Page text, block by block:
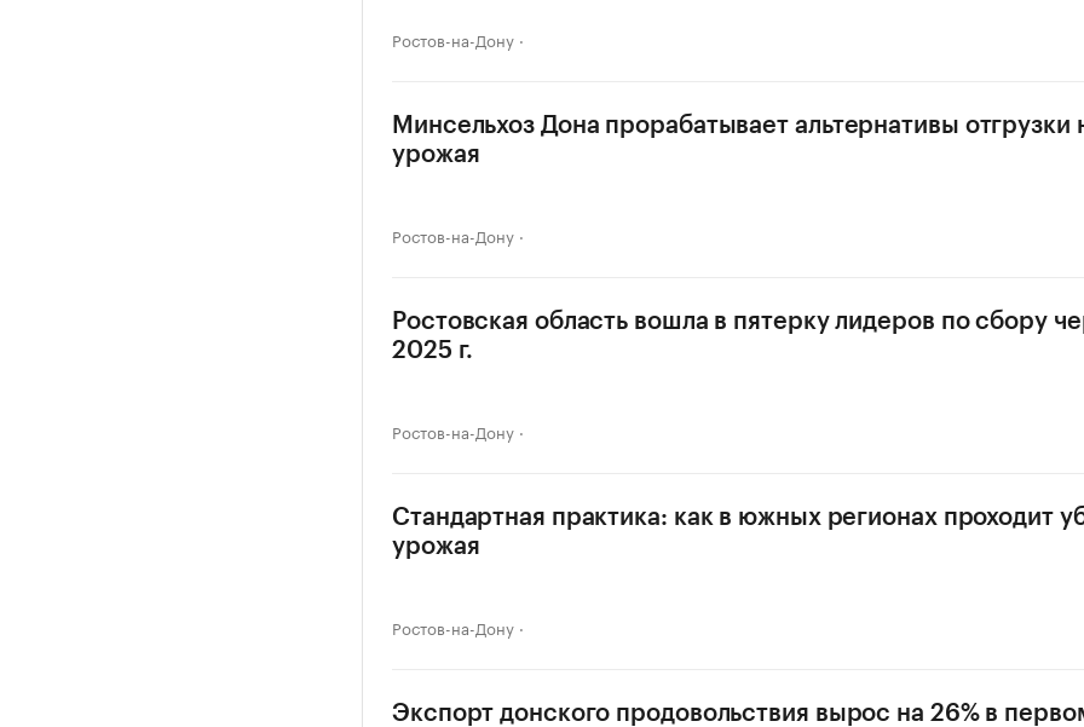
Ростов-на-Дону
Минсельхоз Дона прорабатывает альтернативы отгрузки
урожая
Ростов-на-Дону
Ростовская область вошла в пятерку лидеров по сбору
2025 г.
Ростов-на-Дону
Стандартная практика: как в южных регионах проходит
урожая
Ростов-на-Дону
Экспорт донского продовольствия вырос на 26% в